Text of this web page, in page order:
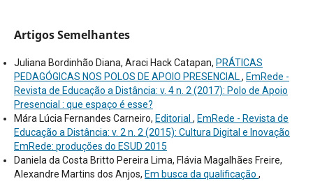
Artigos Semelhantes
Juliana Bordinhão Diana, Araci Hack Catapan, PRÁTICAS
PEDAGÓGICAS NOS POLOS DE APOIO PRESENCIAL , EmRede -
Revista de Educação a Distância: v. 4 n. 2 (2017): Polo de Apoio
Presencial : que espaço é esse?
Mára Lúcia Fernandes Carneiro, Editorial , EmRede - Revista de
Educação a Distância: v. 2 n. 2 (2015): Cultura Digital e Inovação
EmRede: produções do ESUD 2015
Daniela da Costa Britto Pereira Lima, Flávia Magalhães Freire,
Alexandre Martins dos Anjos, Em busca da qualificação ,